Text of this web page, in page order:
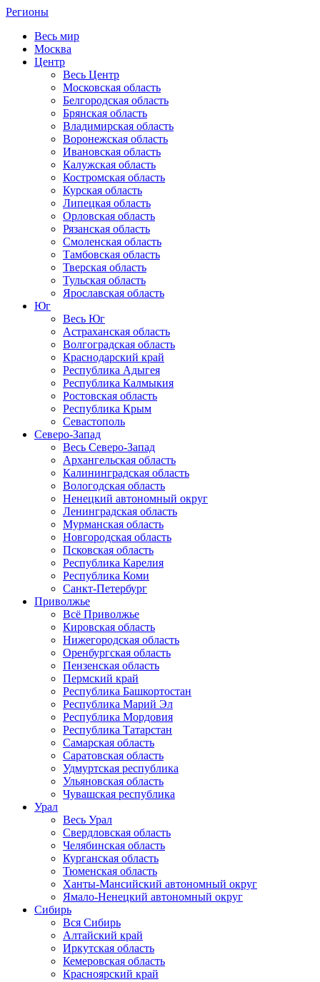
Регионы
Весь мир
Москва
Центр
Весь Центр
Московская область
Белгородская область
Брянская область
Владимирская область
Воронежская область
Ивановская область
Калужская область
Костромская область
Курская область
Липецкая область
Орловская область
Рязанская область
Смоленская область
Тамбовская область
Тверская область
Тульская область
Ярославская область
Юг
Весь Юг
Астраханская область
Волгоградская область
Краснодарский край
Республика Адыгея
Республика Калмыкия
Ростовская область
Республика Крым
Севастополь
Северо-Запад
Весь Северо-Запад
Архангельская область
Калининградская область
Вологодская область
Ненецкий автономный округ
Ленинградская область
Мурманская область
Новгородская область
Псковская область
Республика Карелия
Республика Коми
Санкт-Петербург
Приволжье
Всё Приволжье
Кировская область
Нижегородская область
Оренбургская область
Пензенская область
Пермский край
Республика Башкортостан
Республика Марий Эл
Республика Мордовия
Республика Татарстан
Самарская область
Саратовская область
Удмуртская республика
Ульяновская область
Чувашская республика
Урал
Весь Урал
Свердловская область
Челябинская область
Курганская область
Тюменская область
Ханты-Мансийский автономный округ
Ямало-Ненецкий автономный округ
Сибирь
Вся Сибирь
Алтайский край
Иркутская область
Кемеровская область
Красноярский край